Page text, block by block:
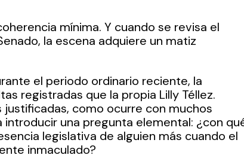
mínima. Y cuando se revisa el
la escena adquiere un matiz
el periodo ordinario reciente, la
registradas que la propia Lilly Téllez.
como ocurre con muchos
una pregunta elemental: ¿con
legislativa de alguien más cuando el
inmaculado?